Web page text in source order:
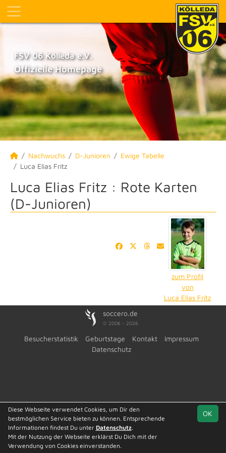
FSV 06 Kölleda e.V.
Offizielle Homepage
Nachwuchs D-Junioren
Ewige Tabelle
Luca Elias Fritz
Luca Elias Fritz : Rote Karten
(D-Junioren)
zum Profil
von
Luca Elias Fritz
soccero.de
© 2006 - 2026
Besucherstatistik Geburtstage Kontakt
Impressum
Datenschutz
OK
Diese Webseite verwendet Cookies, um Dir den
bestmöglichen Service bieten zu können. Entsprechende
Informationen findest Du unter Datenschutz.
Mit der Nutzung der Webseite erklärst Du Dich mit der
Verwendung von Cookies einverstanden.